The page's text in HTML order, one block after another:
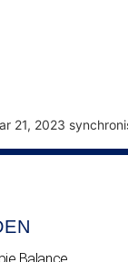
21, 2023